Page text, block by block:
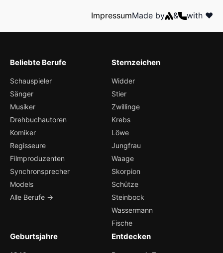
ImpressumMade by & with ❤️
Beliebte Berufe
Schauspieler
Sänger
Musiker
Drehbuchautoren
Komiker
Regisseure
Filmproduzenten
Synchronsprecher
Models
Alle Berufe →
Sternzeichen
Widder
Stier
Zwillinge
Krebs
Löwe
Jungfrau
Waage
Skorpion
Schütze
Steinbock
Wassermann
Fische
Geburtsjahre Entdecken